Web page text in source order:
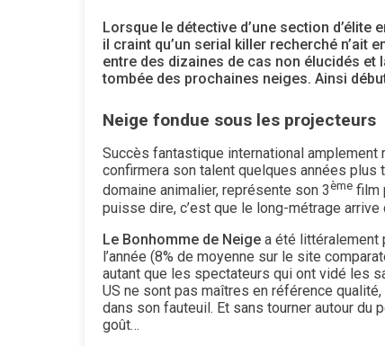
Lorsque le détective d’une section d’élite
il craint qu’un serial killer recherché n’ait
entre des dizaines de cas non élucidés et
tombée des prochaines neiges. Ainsi
Neige fondue sous les projecteurs
Succès fantastique international amplement
confirmera son talent quelques années plus
domaine animalier, représente son 3ème film
puisse dire, c’est que le long-métrage
Le Bonhomme de Neige a été littéralement
l’année (8% de moyenne sur le site
autant que les spectateurs qui ont vidé les
US ne sont pas maîtres en référence
dans son fauteuil. Et sans tourner autour du
goût…